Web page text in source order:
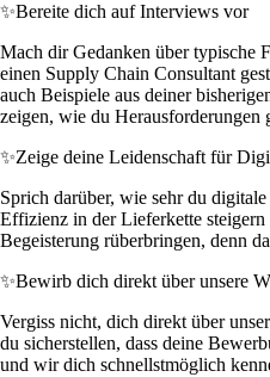
✨Bereite dich auf Interviews vor
Mach dir Gedanken über typische
einen Supply Chain Consultant
auch Beispiele aus deiner
zeigen, wie du Herausforderungen
✨Zeige deine Leidenschaft für
Sprich darüber, wie sehr du
Effizienz in der Lieferkette steigern
Begeisterung rüberbringen, denn
✨Bewirb dich direkt über unsere
Vergiss nicht, dich direkt über
du sicherstellen, dass deine
und wir dich schnellstmöglich